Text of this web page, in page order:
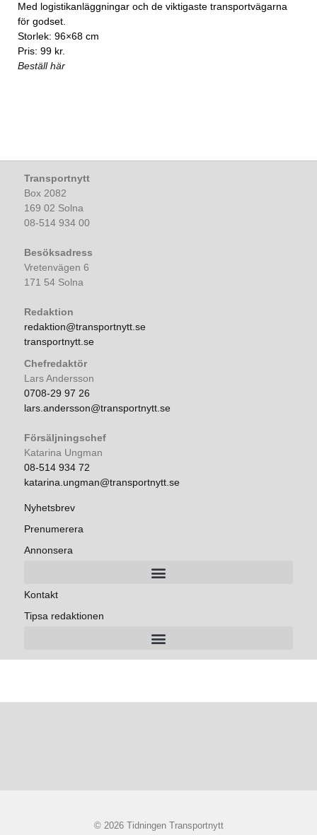
Med logistikanläggningar och de viktigaste transportvägarna
för godset.
Storlek: 96×68 cm
Pris: 99 kr.
Beställ här
Transportnytt
Box 2082
169 02 Solna
08-514 934 00
Besöksadress
Vretenvägen 6
171 54 Solna
Redaktion
redaktion@transportnytt.se
transportnytt.se
Chefredaktör
Lars Andersson
0708-29 97 26
lars.andersson@transportnytt.se
Försäljningschef
Katarina Ungman
08-514 934 72
katarina.ungman@transportnytt.se
Nyhetsbrev
Prenumerera
Annonsera
Kontakt
Tipsa redaktionen
© 2026 Tidningen Transportnytt